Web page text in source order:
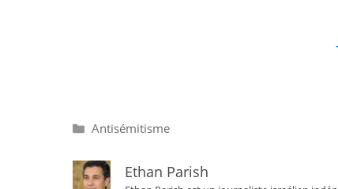
Catégories
Antisémitisme
Ethan Parish